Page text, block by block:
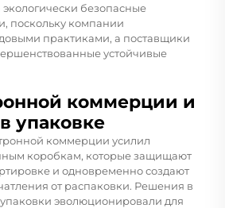
экологически безопасные
поскольку компании
практиками, а поставщики
устойчивые
коммерции и
упаковке
коммерции усилил
коробкам, которые защищают
и одновременно создают
от распаковки. Решения в
эволюционировали для